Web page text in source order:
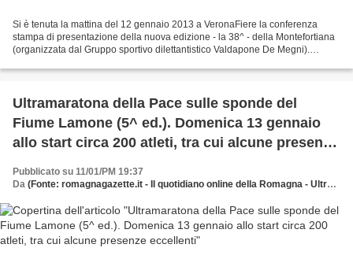
Si è tenuta la mattina del 12 gennaio 2013 a VeronaFiere la conferenza
stampa di presentazione della nuova edizione - la 38^ - della Montefortiana
(organizzata dal Gruppo sportivo dilettantistico Valdapone De Megni).
Ultramaratona della Pace sulle sponde del
Fiume Lamone (5^ ed.). Domenica 13 gennaio
allo start circa 200 atleti, tra cui alcune presenze
Pubblicato su 11/01/PM 19:37
Da (Fonte: romagnagazette.it - Il quotidiano online della Romagna - Ultramaratone, maratone e dintorni